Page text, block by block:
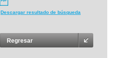
Descargar resultado de búsqueda
Regresar